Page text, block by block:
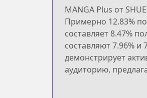
MANGA Plus от
Примерно 12.83%
составляет 8.47%
составляют 7.96% и
демонстрирует
аудиторию,